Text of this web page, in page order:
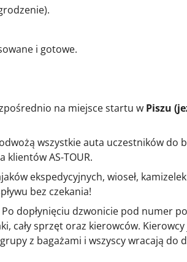
i gotowe.
na miejsce startu w Piszu
wszystkie auta uczestników do
AS-TOUR.
ekspedycyjnych, wioseł,
bez czekania!
Po dopłynięciu dzwonicie pod numer
cały sprzęt oraz kierowców.
z bagażami i wszyscy wracają do